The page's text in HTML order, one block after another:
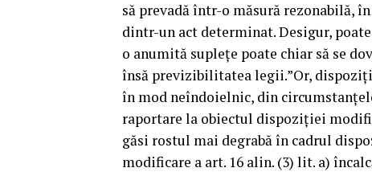
să prevadă într-o măsură rezonabilă,
dintr-un act determinat. Desigur,
o anumită supleţe poate chiar să se
însă previzibilitatea legii.”Or,
în mod neîndoielnic, din
raportare la obiectul dispoziţiei
găsi rostul mai degrabă în cadrul
modificare a art. 16 alin. (3) lit. a)